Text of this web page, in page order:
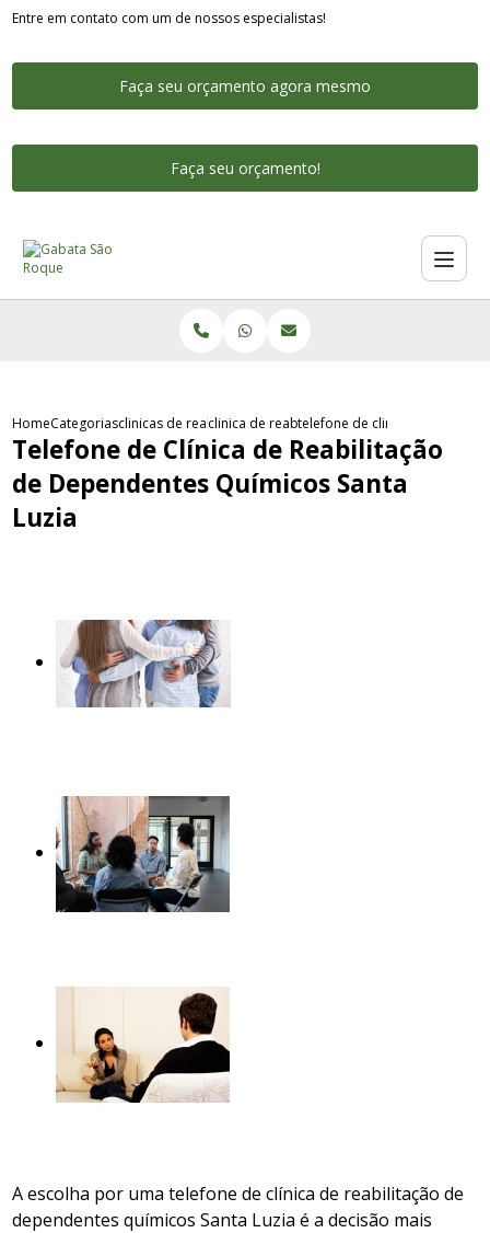
Entre em contato com um de nossos especialistas!
Faça seu orçamento agora mesmo
Faça seu orçamento!
HomeCategoriasclinicas de reabilitacao para dependentes quimicos
clinica de reabilitacao para dependente
telefone de clinica de
Telefone de Clínica de Reabilitação
de Dependentes Químicos Santa
Luzia
A escolha por uma telefone de clínica de reabilitação de
dependentes químicos Santa Luzia é a decisão mais